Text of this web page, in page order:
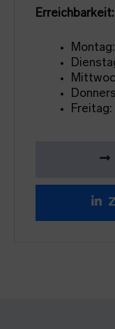
Erreichbarkeit:
Freitag: